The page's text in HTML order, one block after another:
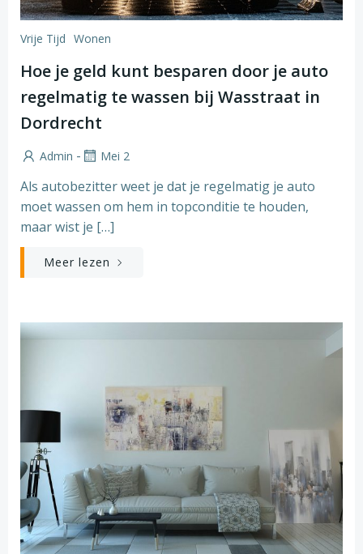
Vrije Tijd Wonen
Hoe je geld kunt besparen door je auto
regelmatig te wassen bij Wasstraat in
Dordrecht
Admin - Mei 2
Als autobezitter weet je dat je regelmatig je auto
moet wassen om hem in topconditie te houden,
maar wist je […]
Meer lezen